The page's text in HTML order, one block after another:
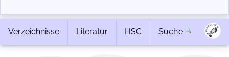
Verzeichnisse Literatur HSC Suche